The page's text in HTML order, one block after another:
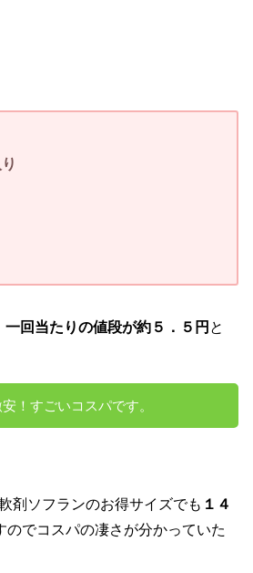
一回当たりの値段が約５．５円 と
！すごいコスパです。
剤ソフランのお得サイズでも １４
のでコスパの凄さが分かっていた